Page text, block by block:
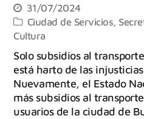
31/07/2024
Ciudad de Servicios,
Cultura
Solo subsidios al
está harto de las
Nuevamente, el Estado
más subsidios al
usuarios de la ciudad de